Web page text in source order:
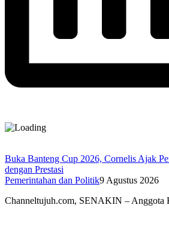
Buka Banteng Cup 2026, Cornelis Ajak
dengan Prestasi
Pemerintahan dan Politik9 Agustus 2026
Channeltujuh.com, SENAKIN –